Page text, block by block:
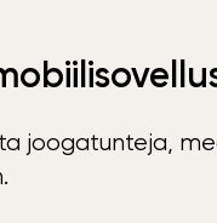
joogatunteja,